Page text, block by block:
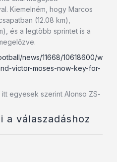
Kiemelném, hogy Marcos
(12.08 km),
és a legtöbb sprintet is a
news/11668/10618600/w
victor-moses-now-key-for-
egyesek szerint Alonso ZS-
a válaszadáshoz